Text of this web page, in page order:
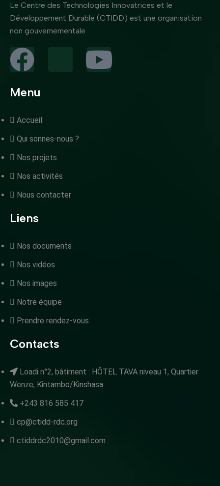
Le Centre des Technologies Innovatrices et le
Développement Durable (CTIDD) est une organisation
non gouvernementale
Menu
Accueil
Qui sonnes-nous ?
Nos projets
Nos activités
Nous contacter
Liens
Nos documents
Nos vidéos
Nos images
Notre équipe
Prendre rendez-vous
Contacts
Loadi n°2, bâtiment : HÔTEL TAVA niveau 1, Quartier
Wenze, Kintambo/Kinshasa
+243 816 585 417
cp@ctidd-rdc.org
ctiddrdc2010@gmail.com